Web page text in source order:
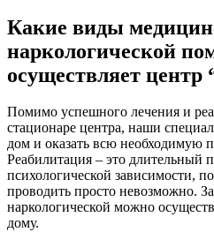
Какие виды
наркологической
осуществляет
Помимо успешного лечения и
стационаре центра, наши
дом и оказать всю необходимую
Реабилитация – это длительный
психологической зависимости,
проводить просто невозможно.
наркологической можно
дому.